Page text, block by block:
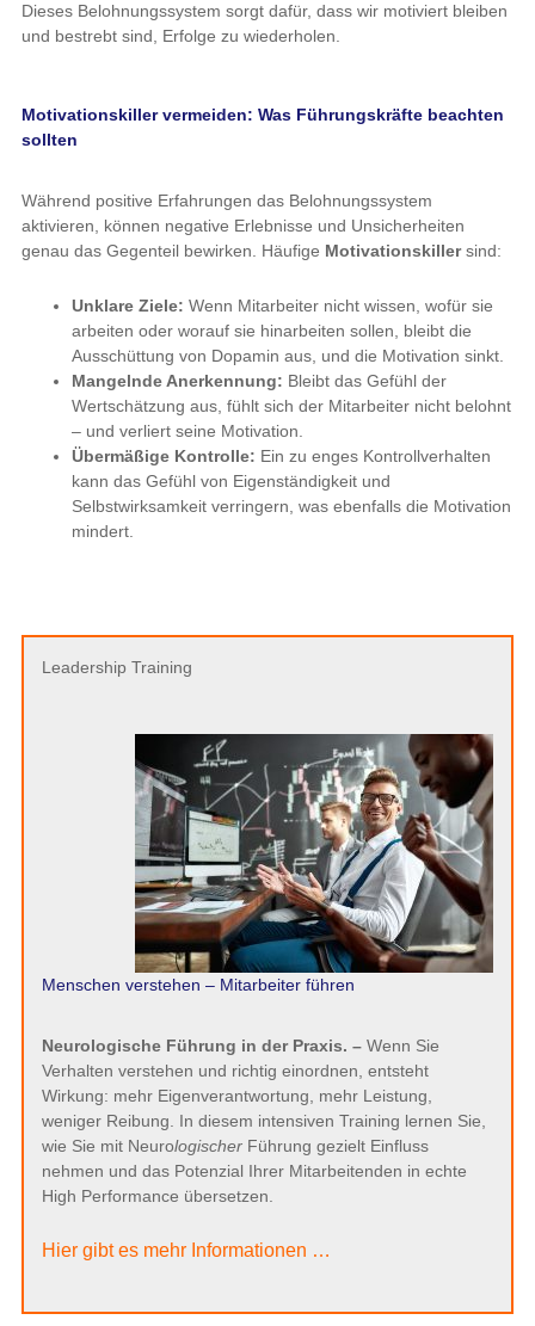
Dieses Belohnungssystem sorgt dafür, dass wir motiviert bleiben
und bestrebt sind, Erfolge zu wiederholen.
Motivationskiller vermeiden: Was Führungskräfte beachten
sollten
Während positive Erfahrungen das Belohnungssystem
aktivieren, können negative Erlebnisse und Unsicherheiten
genau das Gegenteil bewirken. Häufige Motivationskillersind:
Unklare Ziele: Wenn Mitarbeiter nicht wissen, wofür sie
arbeiten oder worauf sie hinarbeiten sollen, bleibt die
Ausschüttung von Dopamin aus, und die Motivation sinkt.
Mangelnde Anerkennung: Bleibt das Gefühl der
Wertschätzung aus, fühlt sich der Mitarbeiter nicht belohnt
– und verliert seine Motivation.
Übermäßige Kontrolle: Ein zu enges Kontrollverhalten
kann das Gefühl von Eigenständigkeit und
Selbstwirksamkeit verringern, was ebenfalls die Motivation
mindert.
Leadership Training
Menschen verstehen – Mitarbeiter führen
Neurologische Führung in der Praxis. – Wenn Sie
Verhalten verstehen und richtig einordnen, entsteht
Wirkung: mehr Eigenverantwortung, mehr Leistung,
weniger Reibung. In diesem intensiven Training lernen Sie,
wie Sie mit NeurologischerFührung gezielt Einfluss
nehmen und das Potenzial Ihrer Mitarbeitenden in echte
High Performance übersetzen.
Hier gibt es mehr Informationen …